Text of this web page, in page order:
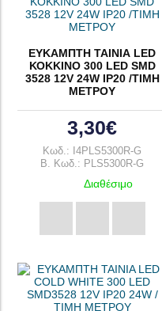
ΕΥΚΑΜΠΤΗ ΤΑΙΝΙΑ LED
ΚΟΚΚΙΝΟ 300 LED SMD
3528 12V 24W IP20 /ΤΙΜΗ
ΜΕΤΡΟΥ
3,30€
Κωδ.: I4PLS5300R-G
B. Κωδ.: PLS5300R-G
Διαθέσιμο